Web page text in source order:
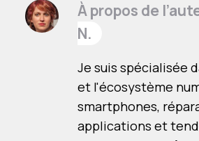
À propos de
N.
Je suis spécialisée
et l'écosystème
smartphones,
applications et